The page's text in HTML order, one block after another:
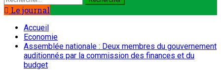
Le journal
Accueil
Economie
Assemblée nationale : Deux membres du gouvernement
auditionnés par la commission des finances et du
budget